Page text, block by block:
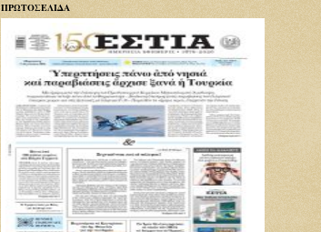
ΠΡΩΤΟΣΕΛΙΔΑ